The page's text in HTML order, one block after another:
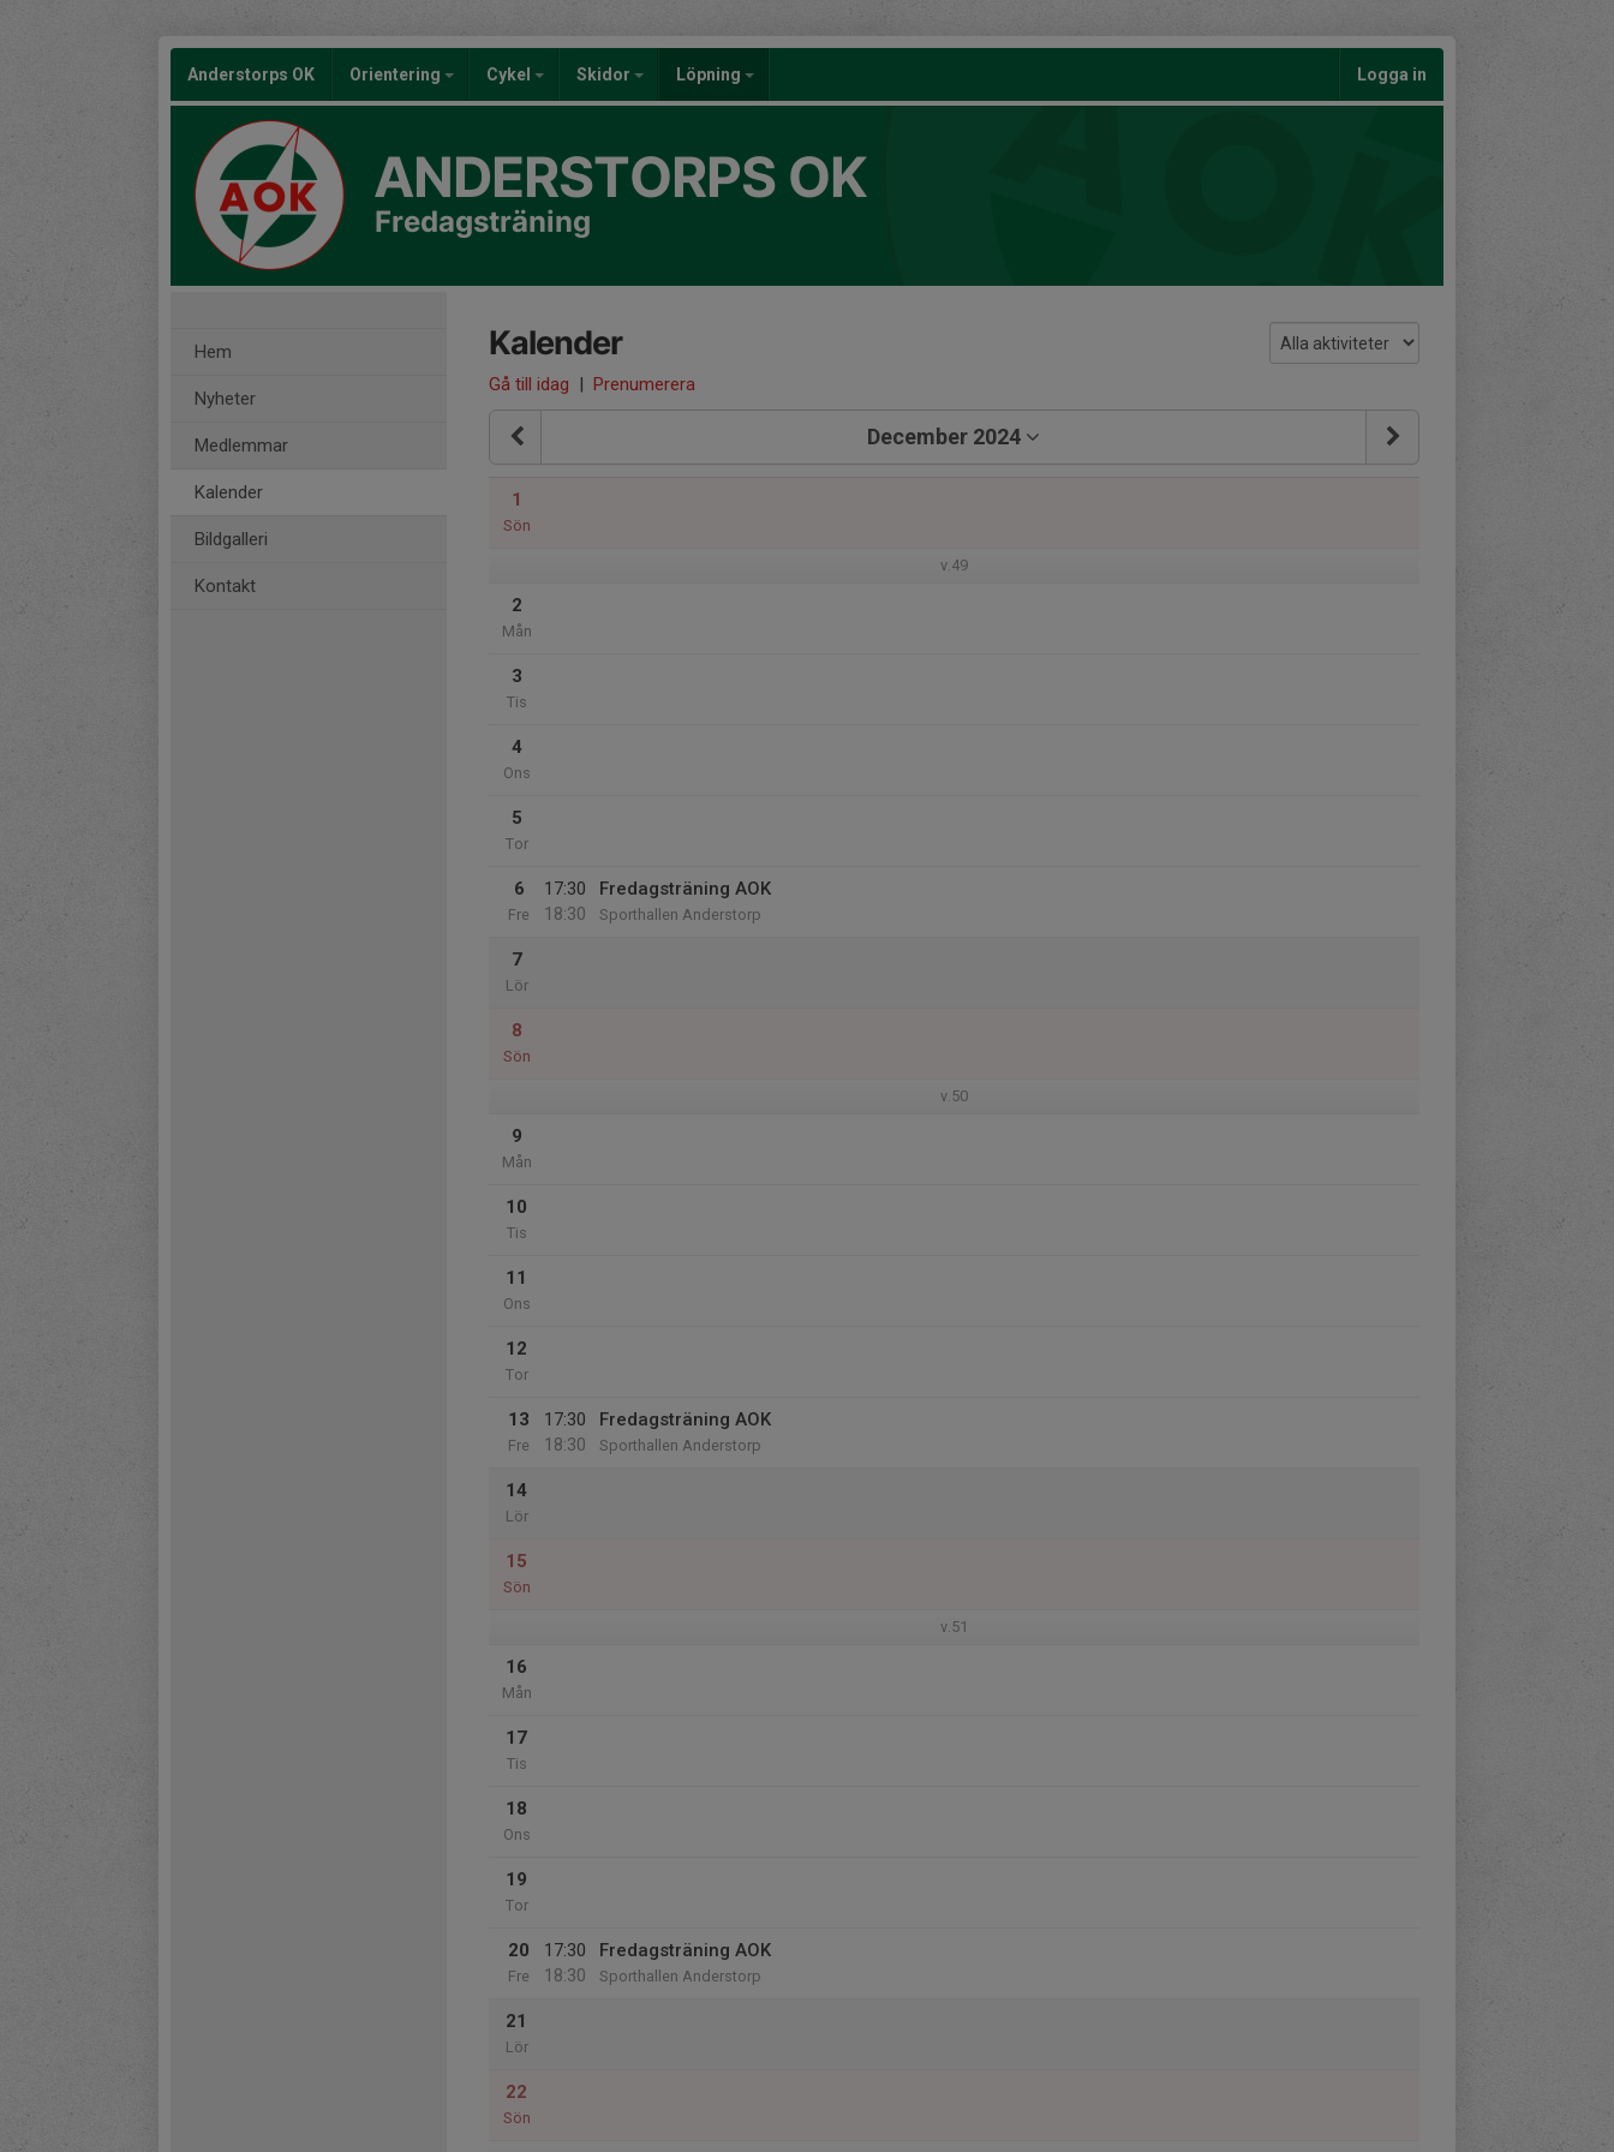
Anderstorps OK Orientering Cykel Skidor Löpning Logga in
ANDERSTORPS OK
Fredagsträning
Hem
Nyheter
Medlemmar
Kalender
Bildgalleri
Kontakt
Kalender
Gå till idag | Prenumerera
December 2024
1
Sön
v.49
2
Mån
3
Tis
4
Ons
5
Tor
6
Fre
17:30
18:30
Fredagsträning AOK
Sporthallen Anderstorp
7
Lör
8
Sön
v.50
9
Mån
10
Tis
11
Ons
12
Tor
13
Fre
17:30
18:30
Fredagsträning AOK
Sporthallen Anderstorp
14
Lör
15
Sön
v.51
16
Mån
17
Tis
18
Ons
19
Tor
20
Fre
17:30
18:30
Fredagsträning AOK
Sporthallen Anderstorp
21
Lör
22
Sön